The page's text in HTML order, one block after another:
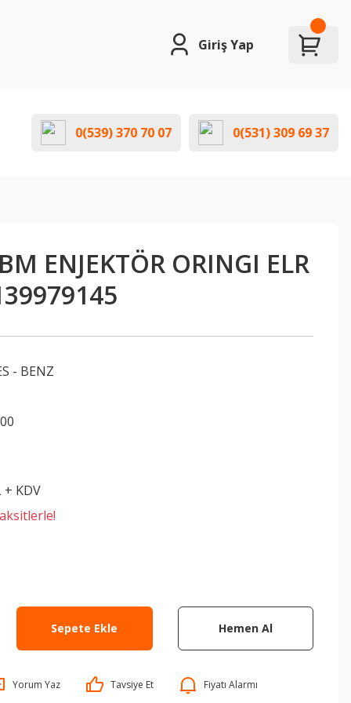
Giriş Yap
0(539) 370 70 07 0(531) 309 69 37
ENJEKTÖR ORINGI ELR
- BENZ
+ KDV
Sepete Ekle Hemen Al
Yorum Yaz Tavsiye Et Fiyatı Alarmı